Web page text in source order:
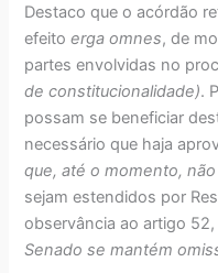
Destaco que o acórdão
efeitoerga omnes, de
partes envolvidas no
de constitucionalidade).
possam se beneficiar
necessário que haja
que, até o momento,
sejam estendidos por
observância ao artigo
Senado se mantém